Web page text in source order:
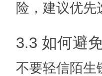
险，建议优先
3.3 如何避
不要轻信陌生